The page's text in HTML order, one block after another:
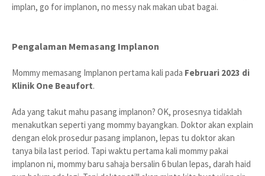
implan, go for implanon, no messy nak makan ubat bagai.
Pengalaman Memasang Implanon
Mommy memasang Implanon pertama kali pada Februari 2023 di
Klinik One Beaufort.
Ada yang takut mahu pasang implanon? OK, prosesnya tidaklah
menakutkan seperti yang mommy bayangkan. Doktor akan explain
dengan elok prosedur pasang implanon, lepas tu doktor akan
tanya bila last period. Tapi waktu pertama kali mommy pakai
implanon ni, mommy baru sahaja bersalin 6 bulan lepas, darah haid